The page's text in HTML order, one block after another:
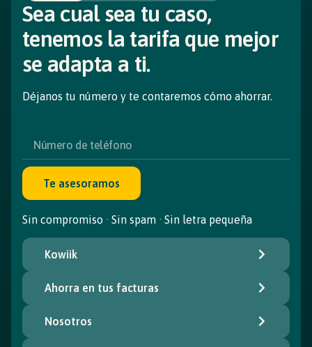
Sea cual sea tu caso,
tenemos la tarifa que mejor
se adapta a ti.
Déjanos tu número y te contaremos cómo ahorrar.
Te asesoramos
Sin compromiso · Sin spam · Sin letra pequeña
Kowiik
Ahorra en tus facturas
Nosotros